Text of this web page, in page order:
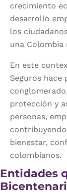
crecimiento
desarrollo
los
una Colombia
En este
Seguros
protección y
personas,
bienestar,
colombianos.
Entidades